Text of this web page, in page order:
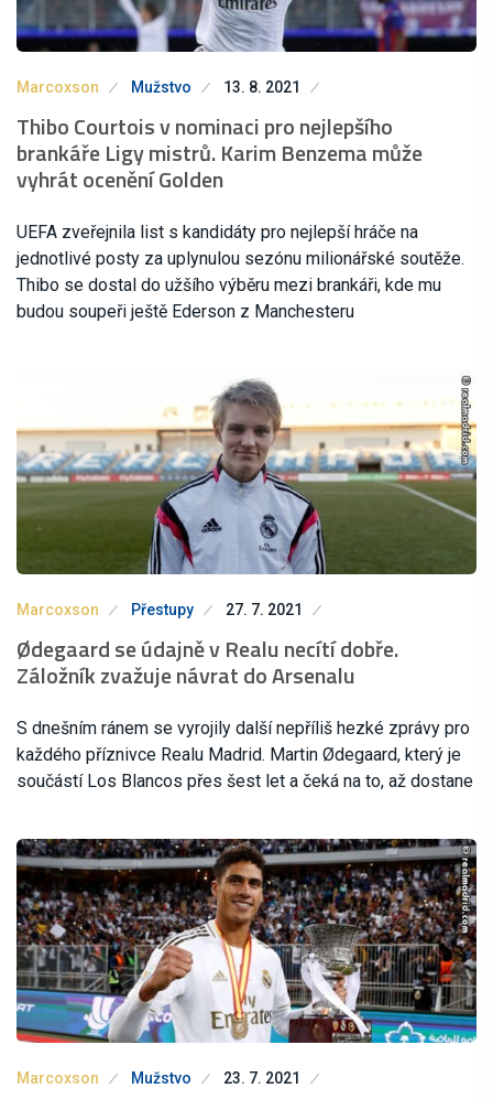
Marcoxson Mužstvo 13. 8. 2021
Thibo Courtois v nominaci pro nejlepšího
brankáře Ligy mistrů. Karim Benzema může
vyhrát ocenění Golden
UEFA zveřejnila list s kandidáty pro nejlepší hráče na
jednotlivé posty za uplynulou sezónu milionářské soutěže.
Thibo se dostal do užšího výběru mezi brankáři, kde mu
budou soupeři ještě Ederson z Manchesteru
Marcoxson Přestupy 27. 7. 2021
Ødegaard se údajně v Realu necítí dobře.
Záložník zvažuje návrat do Arsenalu
S dnešním ránem se vyrojily další nepříliš hezké zprávy pro
každého příznivce Realu Madrid. Martin Ødegaard, který je
součástí Los Blancos přes šest let a čeká na to, až dostane
Marcoxson Mužstvo 23. 7. 2021